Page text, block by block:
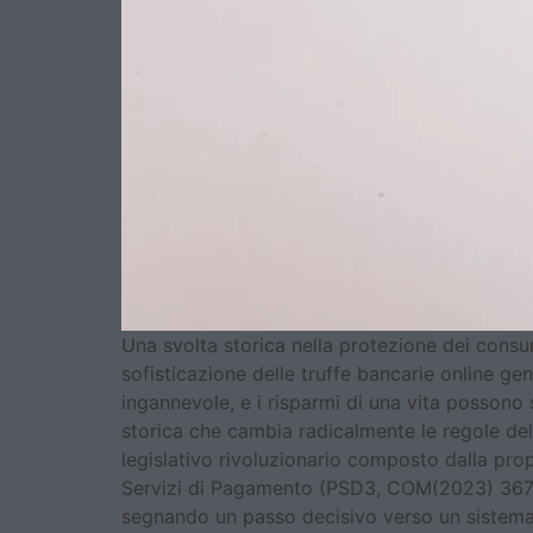
Una svolta storica nella protezione dei
sofisticazione delle truffe bancarie online
ingannevole, e i risparmi di una vita
storica che cambia radicalmente le regole
legislativo rivoluzionario composto dalla
Servizi di Pagamento (PSD3, COM(2023)
segnando un passo decisivo verso un